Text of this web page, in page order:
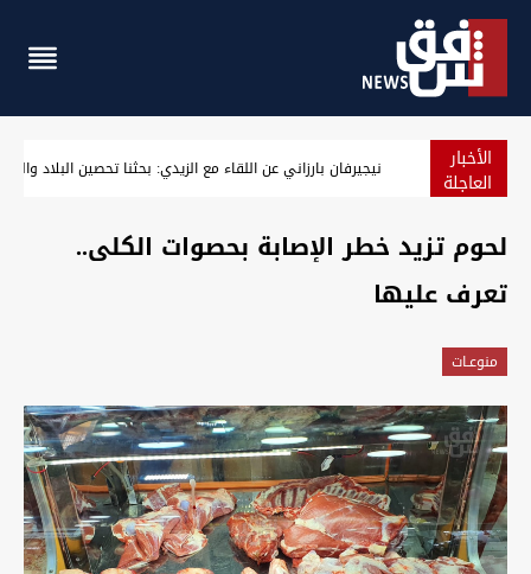
الأخبار
العاجلة نيجيرفان بارزاني عن اللقاء مع الزيدي: بحثنا تحصين البلاد
لحوم تزيد خطر الإصابة بحصوات الكلى..
تعرف عليها
منوعـات